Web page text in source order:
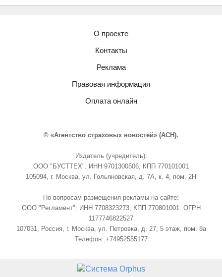
О проекте
Контакты
Реклама
Правовая информация
Оплата онлайн
© «Агентство страховых новостей» (АСН).
Издатель (учредитель):
ООО "БУСТТЕХ". ИНН 9701300506, КПП 770101001
105094, г. Москва, ул. Гольяновская, д. 7А, к. 4, пом. 2Н
По вопросам размещения рекламы на сайте:
ООО "Регламент". ИНН 7708323273, КПП 770801001. ОГРН
1177746822527
107031, Россия, г. Москва, ул. Петровка, д. 27, 5 этаж, пом. 8а
Телефон: +74952555177